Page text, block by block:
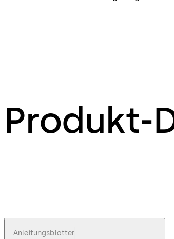
Produkt-
Anleitungsblätter